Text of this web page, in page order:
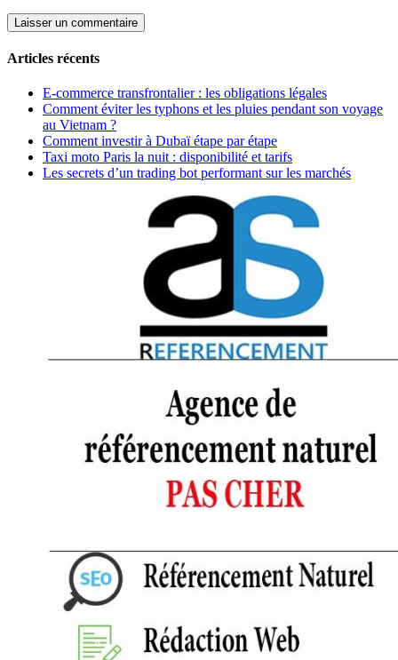
Articles récents
E-commerce transfrontalier : les obligations légales
Comment éviter les typhons et les pluies pendant son voyage
au Vietnam ?
Comment investir à Dubaï étape par étape
Taxi moto Paris la nuit : disponibilité et tarifs
Les secrets d’un trading bot performant sur les marchés